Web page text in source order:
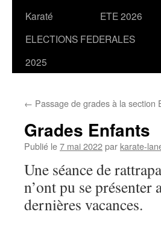
Karaté
ETE 2026
ELECTIONS FEDERALES
2025
← Passage de grades à la section
Grades Enfants
Publié le7 mai 2022par karate-
Une séance de
n’ont pu se présenter
dernières vacances.